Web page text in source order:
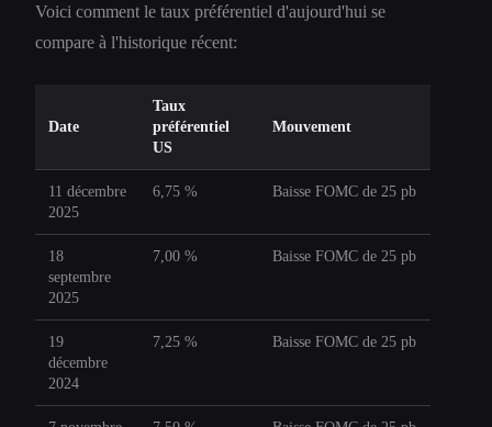
Voici comment le taux préférentiel d'aujourd'hui se
compare à l'historique récent:
Date
Taux
préférentiel
US
Mouvement
11 décembre
2025
6,75 % Baisse FOMC de 25 pb
18
septembre
2025
7,00 % Baisse FOMC de 25 pb
19
décembre
2024
7,25 % Baisse FOMC de 25 pb